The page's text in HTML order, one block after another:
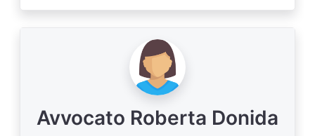
Avvocato Roberta Donida